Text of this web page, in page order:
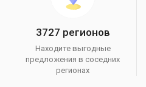
3727 регионов
Находите выгодные
предложения в соседних
регионах